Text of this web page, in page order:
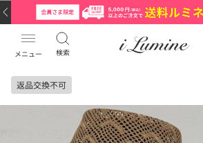
メニュー 検索
返品交換不可